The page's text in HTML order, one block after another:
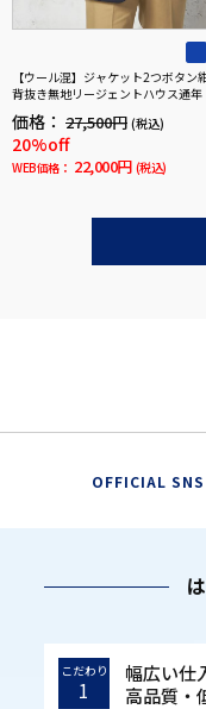
【ウール混】ジャケット2つボタン
背抜き無地リージェントハウス通年
価格： 27,500円 (税込)
20%off
WEB価格： 22,000円 (税込)
OFFICIAL SNS
こだわり
1
幅広い仕
高品質・